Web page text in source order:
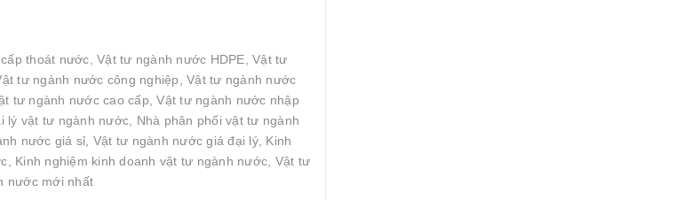
thoát nước, Vật tư ngành nước HDPE, Vật tư
tư ngành nước công nghiệp, Vật tư ngành nước
tư ngành nước cao cấp, Vật tư ngành nước nhập
vật tư ngành nước, Nhà phân phối vật tư ngành
nước giá sỉ, Vật tư ngành nước giá đại lý, Kinh
Kinh nghiệm kinh doanh vật tư ngành nước, Vật tư
nước mới nhất